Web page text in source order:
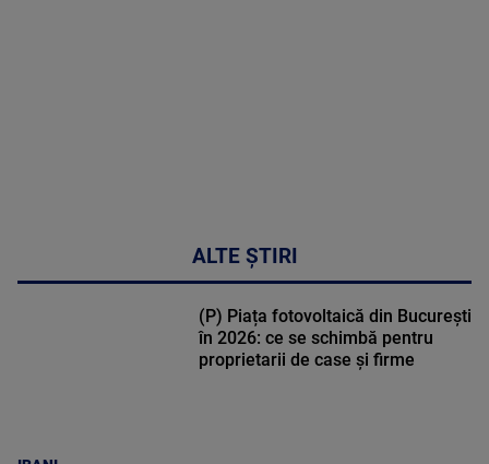
ALTE ȘTIRI
(P) Piața fotovoltaică din București
în 2026: ce se schimbă pentru
proprietarii de case și firme